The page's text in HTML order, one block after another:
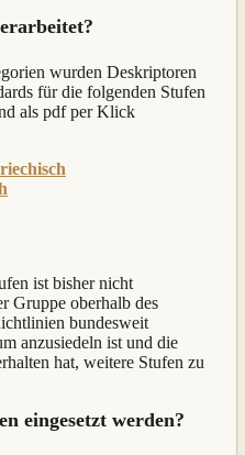
wurden Deskriptoren
für die folgenden Stufen
als pdf per Klick
ist bisher nicht
Gruppe oberhalb des
bundesweit
anzusiedeln ist und die
hat, weitere Stufen zu
eingesetzt werden?